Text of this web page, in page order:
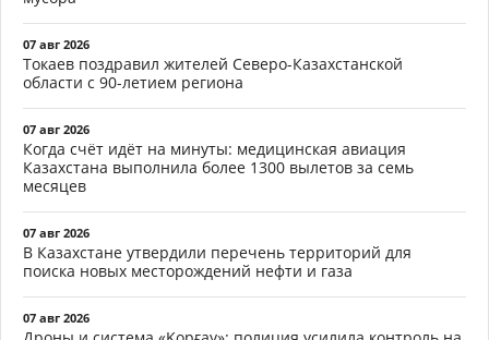
07 авг 2026
Токаев поздравил жителей Северо-Казахстанской
области с 90-летием региона
07 авг 2026
Когда счёт идёт на минуты: медицинская авиация
Казахстана выполнила более 1300 вылетов за семь
месяцев
07 авг 2026
В Казахстане утвердили перечень территорий для
поиска новых месторождений нефти и газа
07 авг 2026